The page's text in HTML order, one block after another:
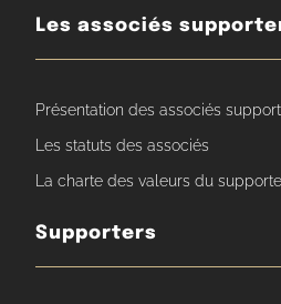
Les associés
Présentation des associés
Les statuts des associés
La charte des valeurs du
Supporters